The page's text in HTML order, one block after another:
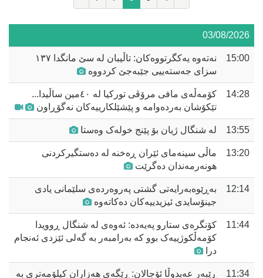
03/08/2026
15:00
نەتەوە یەکگرتووەکان: تاڵیبان لە سێ مانگدا ١٣٧
سزای جەستەییی جێبەجێ کردووە
14:28
کۆمەڵەی مافی مرۆڤی تورکیا لە ٤٠مین ساڵیدا...
تێکۆشان بەردەوامە و پێشێلکارییەکان نەگۆڕاون
13:55 لە شنگال ژیان بۆ پێنج خولەک وەستا
13:20
ماڵی سینەمای ئێران ڕەخنە لە دەستگیرکردنی
هونەرمەندان دەگرێت
12:14
بەڕێوەبەرایەتی گشتی پەروەردەی سلێمانی یادی
جینۆسایدی ئیزیدییەکان دەکاتەوە
11:44
کۆنگرەی ستارو پەیەدە: ئەوەی لە شنگال ڕوویدا
کۆمەڵکوژییەک بوو کە بەرامبەر بە گەلی ئێزدی ئەنجام
درا
11:34
ڕێبەر عەبدوڵا ئۆجالان: ڕێگەی هەزاران کیلۆمەتری بە